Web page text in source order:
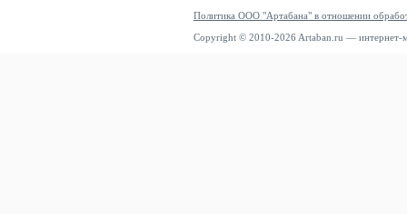
Политика ООО "Артабана" в отношении
Copyright © 2010-2026 Artaban.ru — интернет-